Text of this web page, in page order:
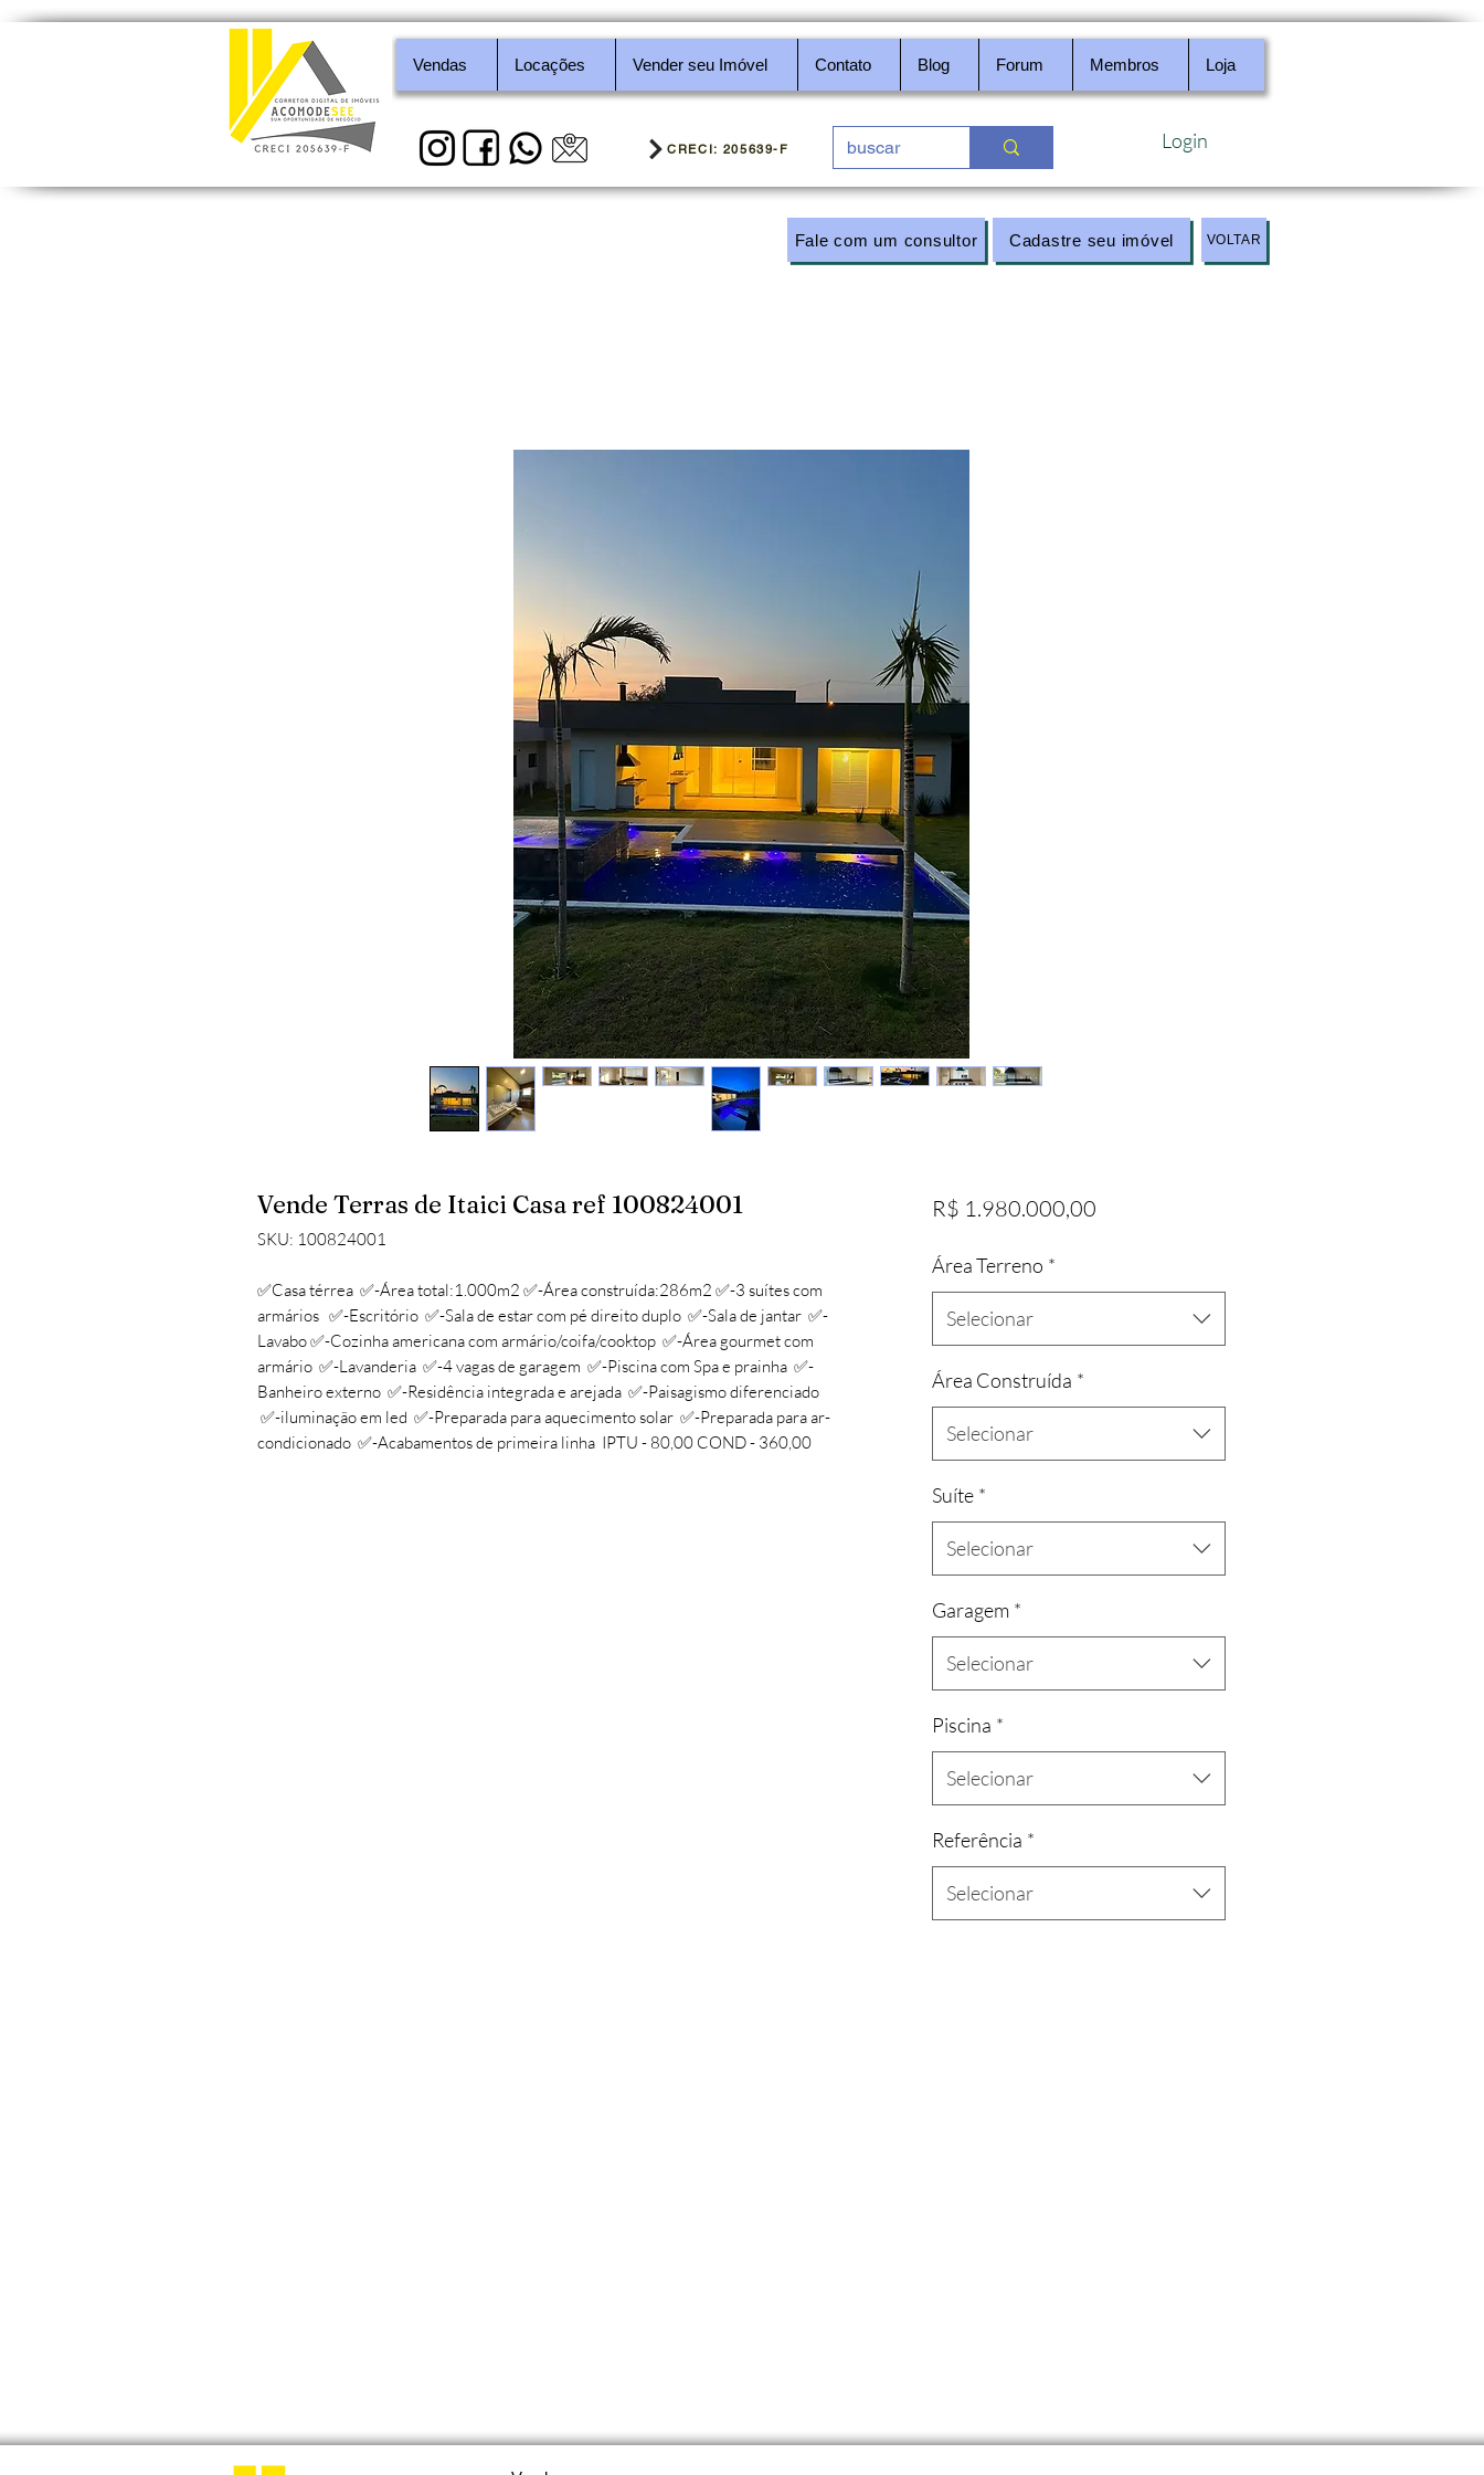
Vendas Locações Vender seu Imóvel Contato Blog Forum Membros Loja
CRECI: 205639-F Login
VOLTAR
Fale com um consultor Cadastre seu imóvel
Vende Terras de Itaici Casa ref 100824001
SKU: 100824001
✅Casa térrea ✅-Área total:1.000m2 ✅-Área construída:286m2 ✅-3 suítes com
armários ✅-Escritório ✅-Sala de estar com pé direito duplo ✅-Sala de jantar ✅-
Lavabo ✅-Cozinha americana com armário/coifa/cooktop ✅-Área gourmet com
armário ✅-Lavanderia ✅-4 vagas de garagem ✅-Piscina com Spa e prainha ✅-
Banheiro externo ✅-Residência integrada e arejada ✅-Paisagismo diferenciado
✅-iluminação em led ✅-Preparada para aquecimento solar ✅-Preparada para ar-
condicionado ✅-Acabamentos de primeira linha IPTU - 80,00 COND - 360,00
R$ 1.980.000,00
Área Terreno *
Selecionar
Área Construída *
Selecionar
Suíte *
Selecionar
Garagem *
Selecionar
Piscina *
Selecionar
Referência *
Selecionar